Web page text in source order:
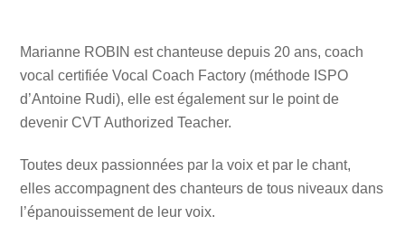
Marianne ROBIN est chanteuse depuis 20 ans, coach
vocal certifiée Vocal Coach Factory (méthode ISPO
d’Antoine Rudi), elle est également sur le point de
devenir CVT Authorized Teacher.
Toutes deux passionnées par la voix et par le chant,
elles accompagnent des chanteurs de tous niveaux dans
l’épanouissement de leur voix.